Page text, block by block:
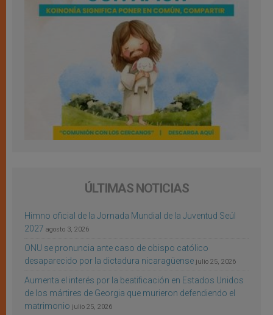
ÚLTIMAS NOTICIAS
Himno oficial de la Jornada Mundial de la Juventud Seúl
2027 agosto 3, 2026
ONU se pronuncia ante caso de obispo católico
desaparecido por la dictadura nicaragüense julio 25, 2026
Aumenta el interés por la beatificación en Estados Unidos
de los mártires de Georgia que murieron defendiendo el
matrimonio julio 25, 2026